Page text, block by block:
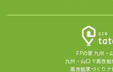
FPの家 九州・
九州・山口で高性能
高性能家づくりナ